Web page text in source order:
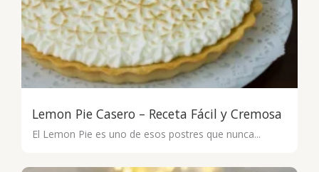
Lemon Pie Casero – Receta Fácil y Cremosa
El Lemon Pie es uno de esos postres que nunca...